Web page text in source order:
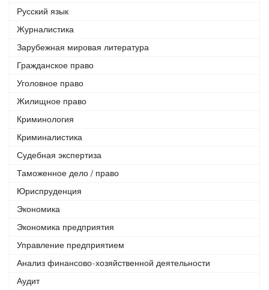
Русский язык
Журналистика
Зарубежная мировая литература
Гражданское право
Уголовное право
Жилищное право
Криминология
Криминалистика
Судебная экспертиза
Таможенное дело / право
Юриспруденция
Экономика
Экономика предприятия
Управление предприятием
Анализ финансово-хозяйственной деятельности
Аудит